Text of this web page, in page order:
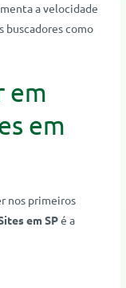
a velocidade
buscadores como
em
em
nos primeiros
em SPé a